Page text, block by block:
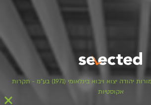
© 2026 כל הזכויות שמורות יהודה יצוא ויבוא בינלאומי (1971) בע"מ - תקרות
אקוסטיות